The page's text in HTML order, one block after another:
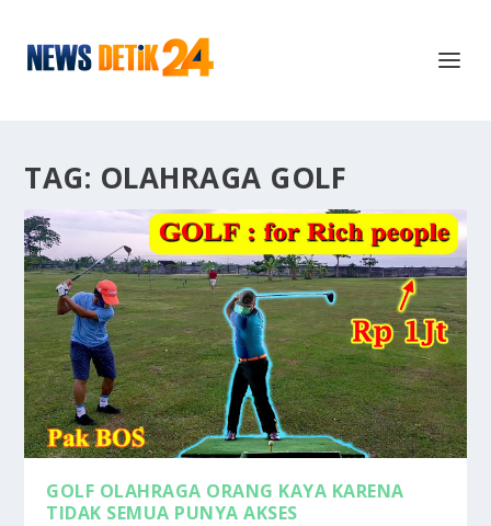
TAG: OLAHRAGA GOLF
GOLF OLAHRAGA ORANG KAYA KARENA
TIDAK SEMUA PUNYA AKSES